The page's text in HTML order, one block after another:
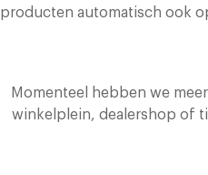
producten automatisch ook
Momenteel hebben we
winkelplein, dealershop of